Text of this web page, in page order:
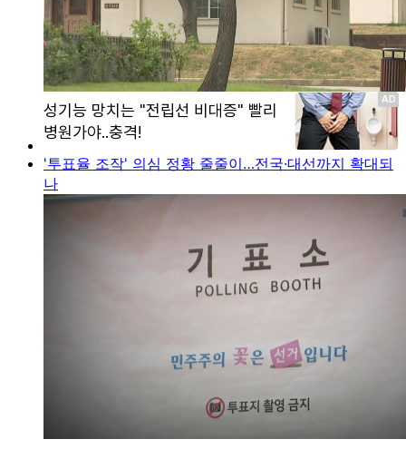
'투표율 조작' 의심 정황 줄줄이…전국·대선까지 확대되
나